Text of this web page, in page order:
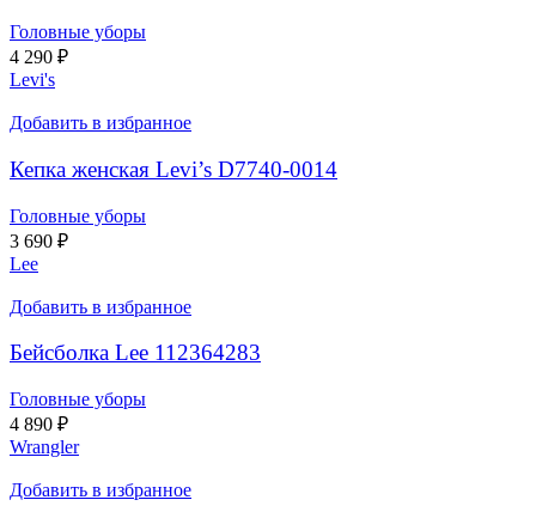
Головные уборы
4 290 ₽
Levi's
Добавить в избранное
Кепка женская Levi’s D7740-0014
Головные уборы
3 690 ₽
Lee
Добавить в избранное
Бейсболка Lee 112364283
Головные уборы
4 890 ₽
Wrangler
Добавить в избранное